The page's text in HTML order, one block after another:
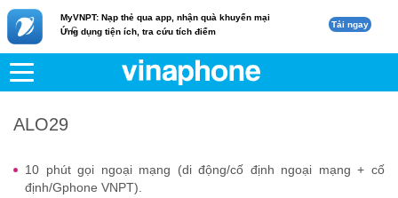
MyVNPT: Nạp thẻ qua app, nhận quà khuyến mại
Ứng dụng tiện ích, tra cứu tích điểm
c Tải ngay
VNPT ALO29
ALO29
10 phút gọi ngoại mạng (di động/cố định ngoại mạng + cố
định/Gphone VNPT).